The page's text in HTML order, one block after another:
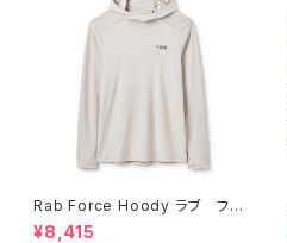
Rab Force Hoody ラブ フォ
ースフーディー（メンズ）
¥8,415